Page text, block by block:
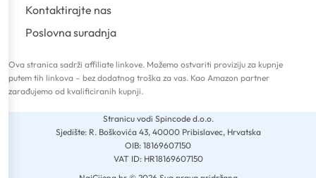
Kontaktirajte nas
Poslovna suradnja
Ova stranica sadrži affiliate linkove. Možemo ostvariti proviziju za kupnje
putem tih linkova – bez dodatnog troška za vas. Kao Amazon partner
zarađujemo od kvalificiranih kupnji.
Stranicu vodi Spincode d.o.o.
Sjedište: R. Boškovića 43, 40000 Pribislavec, Hrvatska
OIB: 18169607150
VAT ID: HR18169607150